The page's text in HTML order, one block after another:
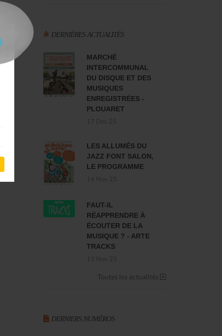
DERNIÈRES ACTUALITÉS
MARCHÉ
INTERCOMMUNAL
DU DISQUE ET DES
MUSIQUES
ENREGISTRÉES -
PLOUARET
LES ALLUMÉS DU
JAZZ FONT SALON,
LE PROGRAMME
FAUT-IL
RÉAPPRENDRE À
ÉCOUTER DE LA
MUSIQUE ? - ARTE
TRACKS
Toutes les actualités
DERNIERS NUMÉROS